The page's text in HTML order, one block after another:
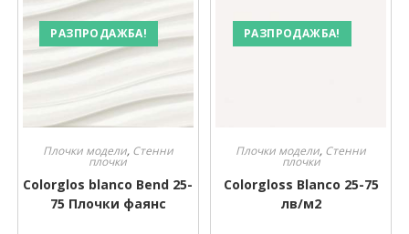
РАЗПРОДАЖБА!
Плочки модели, Стенни
плочки
Colorglos blanco Bend 25-
75 Плочки фаянс
РАЗПРОДАЖБА!
Плочки модели, Стенни
плочки
Colorgloss Blanco 25-75
лв/м2